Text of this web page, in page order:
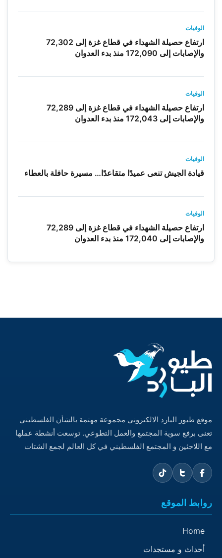
الوفيات
ارتفاع حصيلة الشهداء في قطاع غزة إلى 72,302
والإصابات إلى 172,090 منذ بدء العدوان
الوفيات
ارتفاع حصيلة الشهداء في قطاع غزة إلى 72,289
والإصابات إلى 172,043 منذ بدء العدوان
الوفيات
قيادة الجيش تنعى عميدًا متقاعدًا… مسيرة حافلة بالعطاء
الوفيات
ارتفاع حصيلة الشهداء في قطاع غزة إلى 72,289
والإصابات إلى 172,040 منذ بدء العدوان
موقع طيور البارد الالكتروني مجموعة مهتمة بالشأن الفلسطيني
تعنى برفع سوية المجتمع والعمل التطوعي. توسعت أنشطة عملها
مع اللاجئين و المجتمع الفلسطيني في كل العالم لجمع الشتات
روابط الموقع
Home
أحداث و مستجدات